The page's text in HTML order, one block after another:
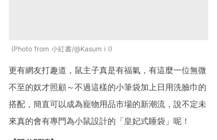
Photo from 小紅書/@Kasum i I
更有網友打趣道，鼠主子真是有福氣，有這麼一位無微
不至的奴才照顧～不過這樣的小筆袋加上日用洗臉巾的
搭配，簡直可以成為寵物用品市場的新潮流，說不定未
來真的會有專門為小鼠設計的「皇妃式睡袋」呢！